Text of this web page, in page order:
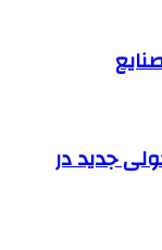
جدید در